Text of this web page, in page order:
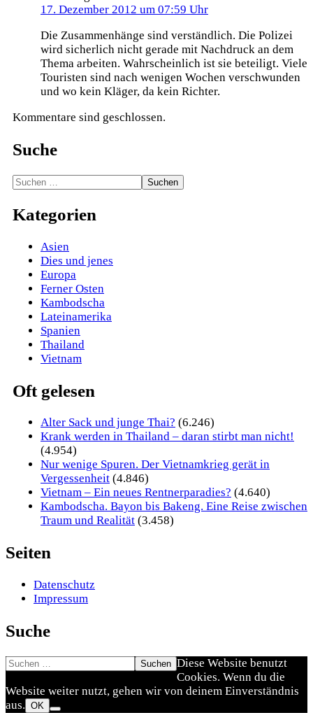
17. Dezember 2012 um 07:59 Uhr
Die Zusammenhänge sind verständlich. Die Polizei
wird sicherlich nicht gerade mit Nachdruck an dem
Thema arbeiten. Wahrscheinlich ist sie beteiligt. Viele
Touristen sind nach wenigen Wochen verschwunden
und wo kein Kläger, da kein Richter.
Kommentare sind geschlossen.
Suche
Suchen
Kategorien
Asien
Dies und jenes
Europa
Ferner Osten
Kambodscha
Lateinamerika
Spanien
Thailand
Vietnam
Oft gelesen
Alter Sack und junge Thai? (6.246)
Krank werden in Thailand – daran stirbt man nicht!
(4.954)
Nur wenige Spuren. Der Vietnamkrieg gerät in
Vergessenheit (4.846)
Vietnam – Ein neues Rentnerparadies? (4.640)
Kambodscha. Bayon bis Bakeng. Eine Reise zwischen
Traum und Realität (3.458)
Seiten
Datenschutz
Impressum
Suche
Suchen
Nach
oben
scrollen
Diese Website benutzt
Cookies. Wenn du die
Website weiter nutzt, gehen wir von deinem Einverständnis
aus. OK